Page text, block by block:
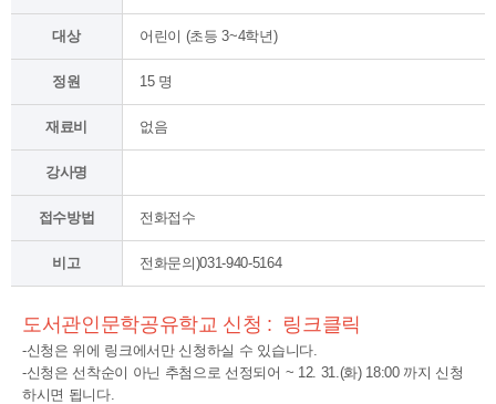
대상 어린이 (초등 3~4학년)
정원 15 명
재료비 없음
강사명
접수방법 전화접수
비고 전화문의)031-940-5164
도서관인문학공유학교 신청 : 링크클릭
-신청은 위에 링크에서만 신청하실 수 있습니다.
-신청은 선착순이 아닌 추첨으로 선정되어 ~ 12. 31.(화) 18:00 까지 신청
하시면 됩니다.